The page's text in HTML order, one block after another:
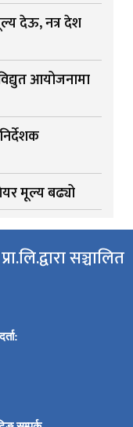
देऊ, नत्र देश
आयोजनामा
मूल्य बढ्यो
सञ्चालित